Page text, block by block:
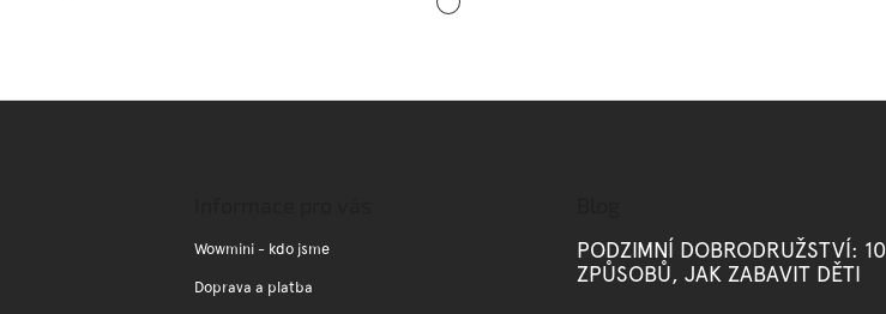
Wowmini - kdo jsme
Doprava a platba
PODZIMNÍ DOBRODRUŽSTVÍ: 10
ZPŮSOBŮ, JAK ZABAVIT DĚTI